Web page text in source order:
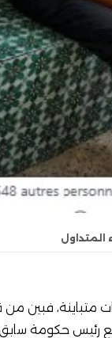
المتداول
متباينة، فبين من
رئيس حكومة